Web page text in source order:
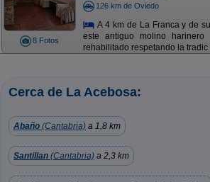
8 Fotos
126 km de Oviedo
A 4 km de La Franca y de
este antiguo molino
rehabilitado respetando la tradic
Cerca de La Acebosa:
Abaño (Cantabria) a 1,8 km
Santillan (Cantabria) a 2,3 km